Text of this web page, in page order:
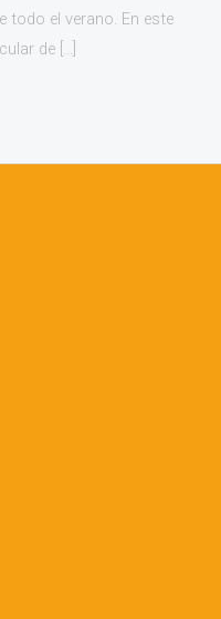
todo el verano. En este
de […]